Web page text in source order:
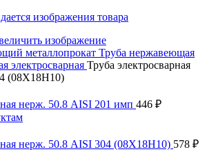
изображение
металлопрокат Труба нержавеющая
электросварная Труба электросварная
(08Х18Н10)
нерж. 50.8 AISI 201 имп 446 ₽
нерж. 50.8 AISI 304 (08Х18Н10) 578 ₽